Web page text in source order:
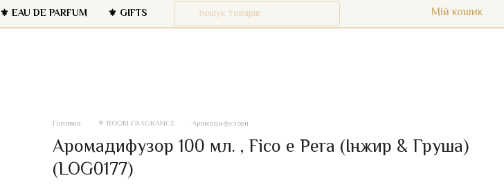
⚜️ EAU DE PARFUM ⚜️ GIFTS Мій кошик
Головна ⚜️ ROOM FRAGRANCE Аромадифузори
Аромадифузор 100 мл. , Fico e Pera (Інжир & Груша)
(LOG0177)